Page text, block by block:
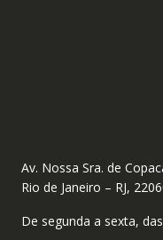
Av. Nossa Sra. de
Rio de Janeiro – RJ,
De segunda a sexta,